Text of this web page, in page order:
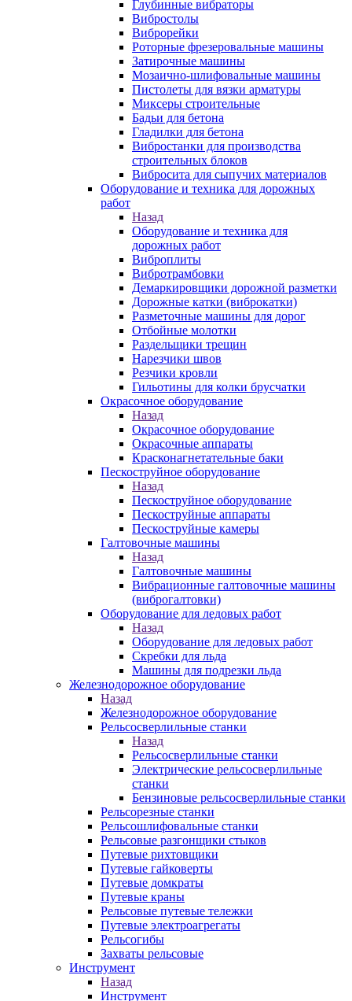
Глубинные вибраторы
Вибростолы
Виброрейки
Роторные фрезеровальные машины
Затирочные машины
Мозаично-шлифовальные машины
Пистолеты для вязки арматуры
Миксеры строительные
Бадьи для бетона
Гладилки для бетона
Вибростанки для производства
строительных блоков
Вибросита для сыпучих материалов
Оборудование и техника для дорожных
работ
Назад
Оборудование и техника для
дорожных работ
Виброплиты
Вибротрамбовки
Демаркировщики дорожной разметки
Дорожные катки (виброкатки)
Разметочные машины для дорог
Отбойные молотки
Раздельщики трещин
Нарезчики швов
Резчики кровли
Гильотины для колки брусчатки
Окрасочное оборудование
Назад
Окрасочное оборудование
Окрасочные аппараты
Красконагнетательные баки
Пескоструйное оборудование
Назад
Пескоструйное оборудование
Пескоструйные аппараты
Пескоструйные камеры
Галтовочные машины
Назад
Галтовочные машины
Вибрационные галтовочные машины
(виброгалтовки)
Оборудование для ледовых работ
Назад
Оборудование для ледовых работ
Скребки для льда
Машины для подрезки льда
Железнодорожное оборудование
Назад
Железнодорожное оборудование
Рельсосверлильные станки
Назад
Рельсосверлильные станки
Электрические рельсосверлильные
станки
Бензиновые рельсосверлильные станки
Рельсорезные станки
Рельсошлифовальные станки
Рельсовые разгонщики стыков
Путевые рихтовщики
Путевые гайковерты
Путевые домкраты
Путевые краны
Рельсовые путевые тележки
Путевые электроагрегаты
Рельсогибы
Захваты рельсовые
Инструмент
Назад
Инструмент